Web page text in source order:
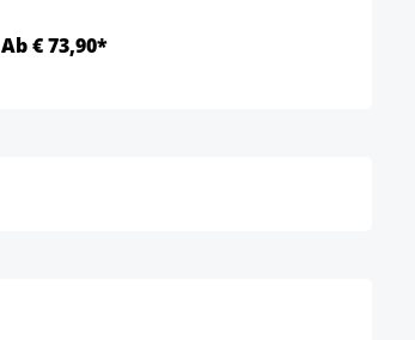
Ab € 73,90*